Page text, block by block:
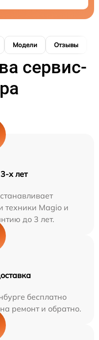
Модели Отзывы
сервис-
х лет
техники Magio и
до 3 лет.
бесплатно
ремонт и обратно.